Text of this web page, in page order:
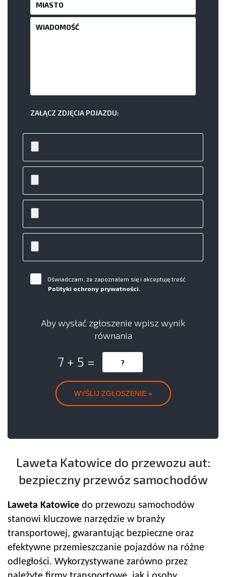
ZAŁĄCZ ZDJĘCIA POJAZDU:
Oświadczam, że zapoznałem się i akceptuję treść
Polityki ochrony prywatności.
Aby wysłać zgłoszenie wpisz wynik
równania
7 + 5 =
Laweta Katowice do przewozu aut:
bezpieczny przewóz samochodów
Laweta Katowice do przewozu samochodów
stanowi kluczowe narzędzie w branży
transportowej, gwarantując bezpieczne oraz
efektywne przemieszczanie pojazdów na różne
odległości. Wykorzystywane zarówno przez